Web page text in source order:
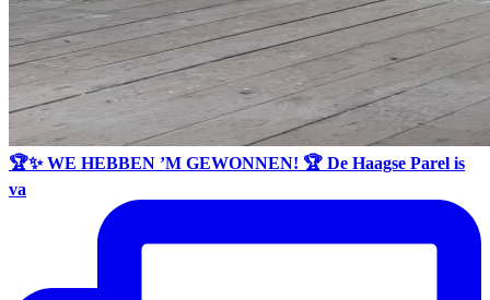
🏆✨ WE HEBBEN ’M GEWONNEN! 🏆 De Haagse Parel is
va